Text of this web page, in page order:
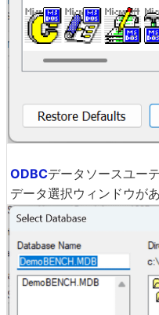
ODBCデータソースユー
データ選択ウィンドウがあ